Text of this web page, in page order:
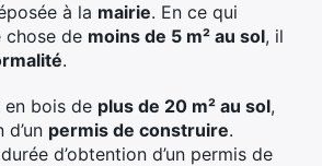
à la mairie. En ce qui
chose de moins de 5 m² au sol, il
.
en bois de plus de 20 m² au sol,
permis de construire.
d’obtention d’un permis de